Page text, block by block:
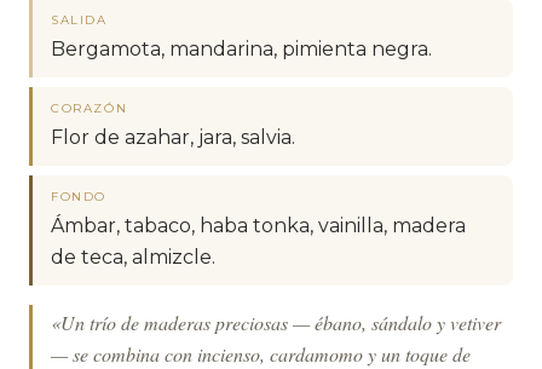
SALIDA
Bergamota, mandarina, pimienta negra.
CORAZÓN
Flor de azahar, jara, salvia.
FONDO
Ámbar, tabaco, haba tonka, vainilla, madera
de teca, almizcle.
«Un trío de maderas preciosas — ébano, sándalo y vetiver
— se combina con incienso, cardamomo y un toque de